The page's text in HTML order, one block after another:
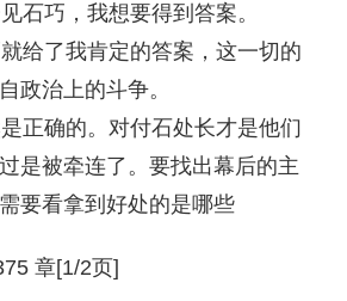
石巧，我想要得到答案。
给了我肯定的答案，这一切的
政治上的斗争。
正确的。对付石处长才是他们
是被牵连了。要找出幕后的主
要看拿到好处的是哪些
章[1/2页]